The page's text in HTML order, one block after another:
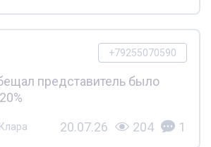
+79255070590
представитель было
20.07.26 204 1